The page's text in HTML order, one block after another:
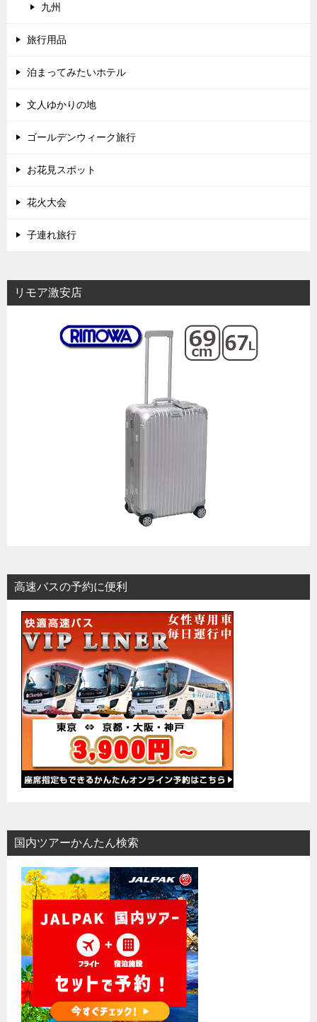
九州
旅行用品
泊まってみたいホテル
文人ゆかりの地
ゴールデンウィーク旅行
お花見スポット
花火大会
子連れ旅行
リモア激安店
高速バスの予約に便利
国内ツアーかんたん検索